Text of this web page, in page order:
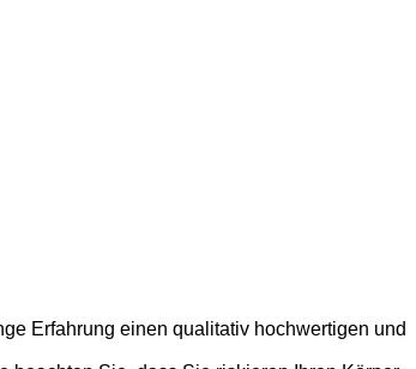
Erfahrung einen qualitativ hochwertigen und